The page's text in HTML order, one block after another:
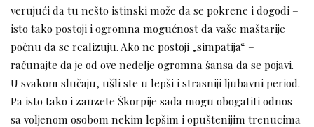
verujući da tu nešto istinski može da se pokrene i dogodi –
isto tako postoji i ogromna mogućnost da vaše maštarije
počnu da se realizuju. Ako ne postoji „simpatija“ –
računajte da je od ove nedelje ogromna šansa da se pojavi.
U svakom slučaju, ušli ste u lepši i strasniji ljubavni period.
Pa isto tako i zauzete Škorpije sada mogu obogatiti odnos
sa voljenom osobom nekim lepšim i opuštenijim trenucima